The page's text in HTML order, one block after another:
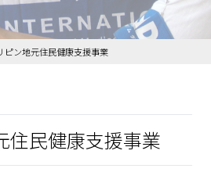
ピン地元住民健康支援事業
住民健康支援事業